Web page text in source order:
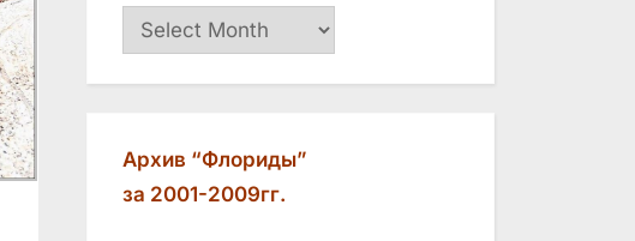
Архив
Архив “Флориды”
за 2001-2009гг.